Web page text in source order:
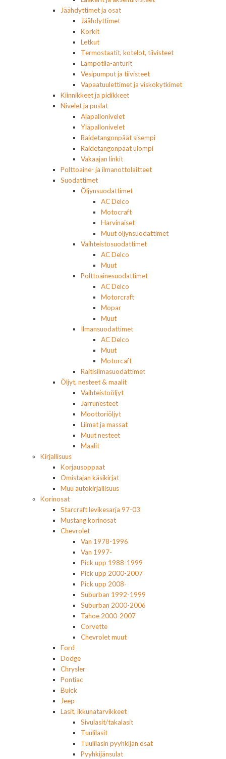
Jäähdyttimet ja osat
Jäähdyttimet
Korkit
Letkut
Termostaatit, kotelot, tiivisteet
Lämpötila-anturit
Vesipumput ja tiivisteet
Vapaatuulettimet ja viskokytkimet
Kiinnikkeet ja pidikkeet
Nivelet ja puslat
Alapallonivelet
Yläpallonivelet
Raidetangonpäät sisempi
Raidetangonpäät ulompi
Vakaajan linkit
Polttoaine- ja ilmanottolaitteet
Suodattimet
Öljynsuodattimet
AC Delco
Motocraft
Harvinaiset
Muut öljynsuodattimet
Vaihteistosuodattimet
AC Delco
Muut
Polttoainesuodattimet
AC Delco
Motorcraft
Mopar
Muut
Ilmansuodattimet
AC Delco
Muut
Motorcaft
Raitisilmasuodattimet
Öljyt, nesteet & maalit
Vaihteistoöljyt
Jarrunesteet
Moottoriöljyt
Liimat ja massat
Muut nesteet
Maalit
Kirjallisuus
Korjausoppaat
Omistajan käsikirjat
Muu autokirjallisuus
Korinosat
Starcraft levikesarja 97-03
Mustang korinosat
Chevrolet
Van 1978-1996
Van 1997-
Pick upp 1988-1999
Pick upp 2000-2007
Pick upp 2008-
Suburban 1992-1999
Suburban 2000-2006
Tahoe 2000-2007
Corvette
Chevrolet muut
Ford
Dodge
Chrysler
Pontiac
Buick
Jeep
Lasit, ikkunatarvikkeet
Sivulasit/takalasit
Tuulilasit
Tuulilasin pyyhkijän osat
Pyyhkijänsulat